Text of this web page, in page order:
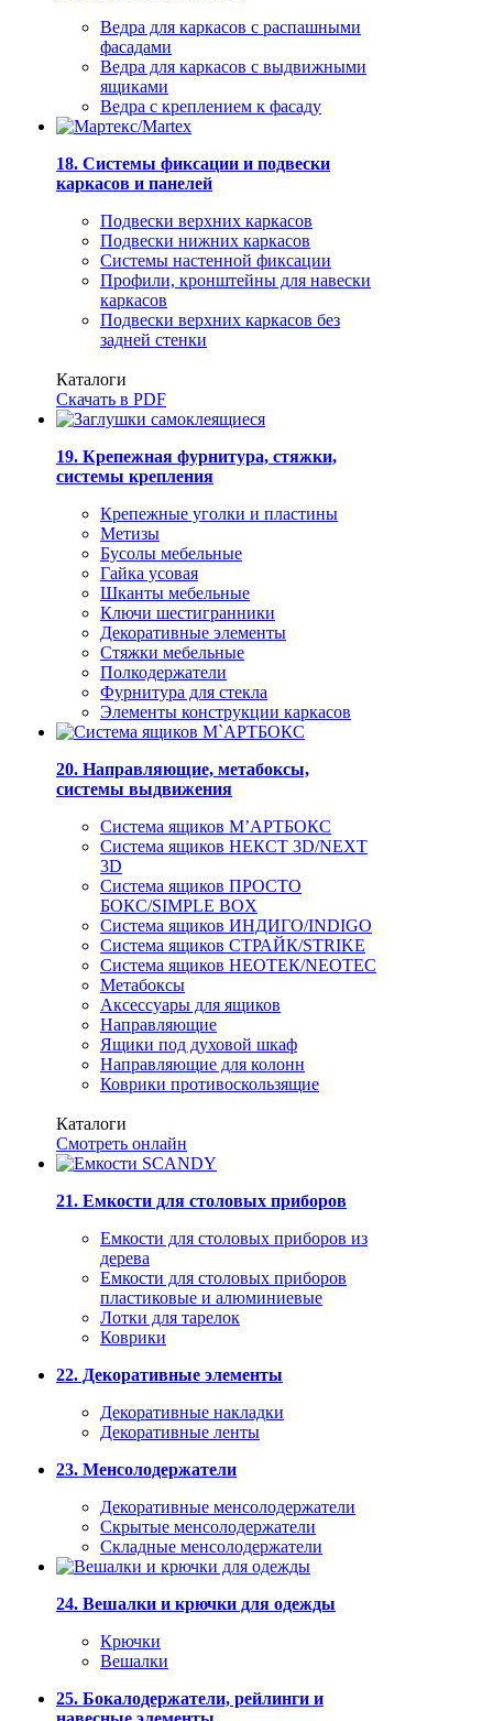
Ведра для каркасов с распашными
фасадами
Ведра для каркасов с выдвижными
ящиками
Ведра с креплением к фасаду
18. Системы фиксации и подвески
каркасов и панелей
Подвески верхних каркасов
Подвески нижних каркасов
Системы настенной фиксации
Профили, кронштейны для навески
каркасов
Подвески верхних каркасов без
задней стенки
Каталоги
Скачать в PDF
19. Крепежная фурнитура, стяжки,
системы крепления
Крепежные уголки и пластины
Метизы
Бусолы мебельные
Гайка усовая
Шканты мебельные
Ключи шестигранники
Декоративные элементы
Стяжки мебельные
Полкодержатели
Фурнитура для стекла
Элементы конструкции каркасов
20. Направляющие, метабоксы,
системы выдвижения
Система ящиков М’АРТБОКС
Система ящиков НЕКСТ 3D/NEXT
3D
Система ящиков ПРОСТО
БОКС/SIMPLE BOX
Система ящиков ИНДИГО/INDIGO
Система ящиков СТРАЙК/STRIKE
Система ящиков НЕОТЕК/NEOTEC
Метабоксы
Аксессуары для ящиков
Направляющие
Ящики под духовой шкаф
Направляющие для колонн
Коврики противоскользящие
Каталоги
Смотреть онлайн
21. Емкости для столовых приборов
Емкости для столовых приборов из
дерева
Емкости для столовых приборов
пластиковые и алюминиевые
Лотки для тарелок
Коврики
22. Декоративные элементы
Декоративные накладки
Декоративные ленты
23. Менсолодержатели
Декоративные менсолодержатели
Скрытые менсолодержатели
Складные менсолодержатели
24. Вешалки и крючки для одежды
Крючки
Вешалки
25. Бокалодержатели, рейлинги и